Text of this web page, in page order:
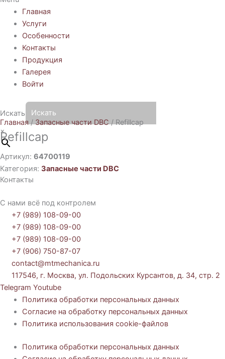
Главная
Услуги
Особенности
Контакты
Продукция
Галерея
Войти
Искать
×
Главная / Запасные части DBC / Refillcap
Refillcap
Артикул: 64700119
Категория: Запасные части DBC
Контакты
С нами всё под контролем
+7 (989) 108-09-00
+7 (989) 108-09-00
+7 (989) 108-09-00
+7 (906) 750-87-07
contact@mtmechanica.ru
117546, г. Москва, ул. Подольских Курсантов, д. 34, стр. 2
Telegram Youtube
Политика обработки персональных данных
Согласие на обработку персональных данных
Политика использования cookie-файлов
Политика обработки персональных данных